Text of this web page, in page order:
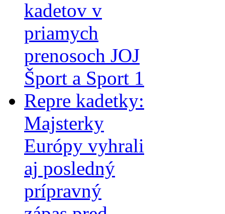
kadetov v
priamych
prenosoch JOJ
Šport a Sport 1
Repre kadetky:
Majsterky
Európy vyhrali
aj posledný
prípravný